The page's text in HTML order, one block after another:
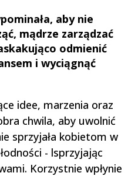
aby nie
mądrze zarządzać
odmienić
i wyciągnąć
idee, marzenia oraz
chwila, aby uwolnić
sprzyjała kobietom w
- lsprzyjając
Korzystnie wpłynie